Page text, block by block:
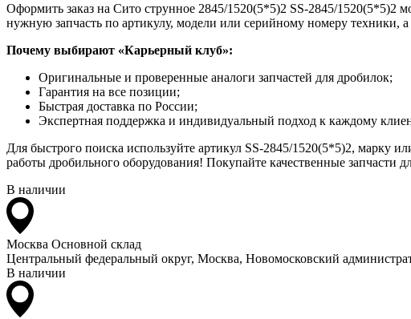
Оформить заказ на Сито струнное 2845/1520(5*5)2 SS-2845/1520(5*5)2
нужную запчасть по артикулу, модели или серийному номеру техники,
Почему выбирают «Карьерный клуб»:
Оригинальные и проверенные аналоги запчастей для дробилок;
Гарантия на все позиции;
Быстрая доставка по России;
Экспертная поддержка и индивидуальный подход к каждому
Для быстрого поиска используйте артикул SS-2845/1520(5*5)2, марку
работы дробильного оборудования! Покупайте качественные запчасти
В наличии
Москва Основной склад
Центральный федеральный округ, Москва, Новомосковский
В наличии